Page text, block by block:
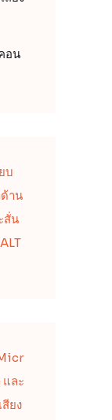
อน
บ
ด้าน
สั่น
ละ
สียง